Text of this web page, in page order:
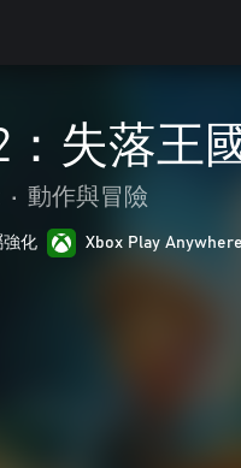
失落王
• 動作與冒險
強化 Xbox Play Anywhere